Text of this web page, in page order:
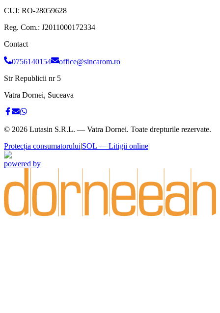
CUI: RO-28059628
Reg. Com.: J2011000172334
Contact
0756140154
office@sincarom.ro
Str Republicii nr 5
Vatra Dornei, Suceava
© 2026 Lutasin S.R.L. — Vatra Dornei. Toate drepturile rezervate.
Protecția consumatorului|SOL — Litigii online|
powered by